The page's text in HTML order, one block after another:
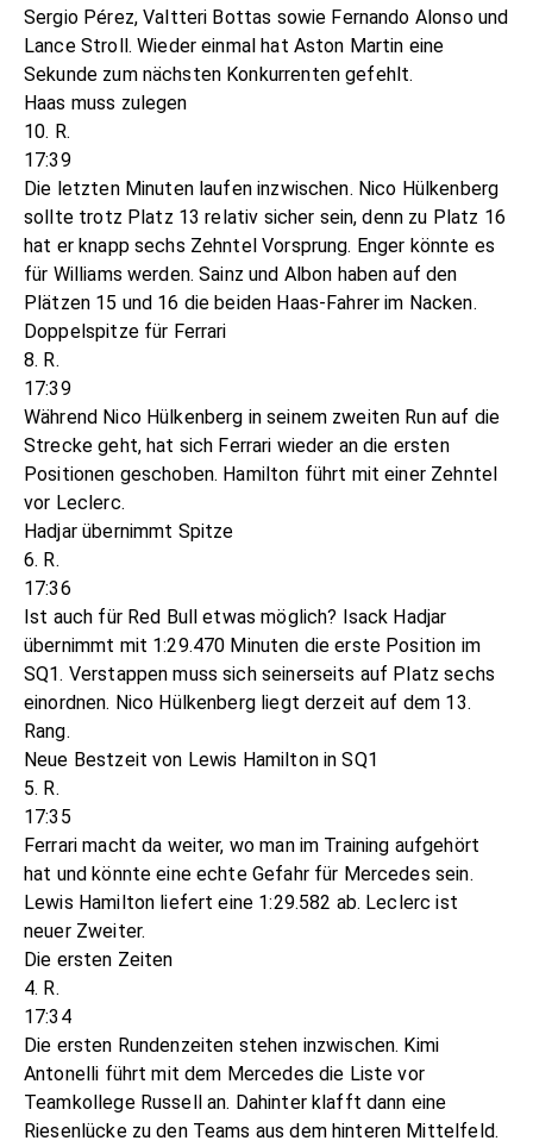
Sergio Pérez, Valtteri Bottas sowie Fernando Alonso und
Lance Stroll. Wieder einmal hat Aston Martin eine
Sekunde zum nächsten Konkurrenten gefehlt.
Haas muss zulegen
10. R.
17:39
Die letzten Minuten laufen inzwischen. Nico Hülkenberg
sollte trotz Platz 13 relativ sicher sein, denn zu Platz 16
hat er knapp sechs Zehntel Vorsprung. Enger könnte es
für Williams werden. Sainz und Albon haben auf den
Plätzen 15 und 16 die beiden Haas-Fahrer im Nacken.
Doppelspitze für Ferrari
8. R.
17:39
Während Nico Hülkenberg in seinem zweiten Run auf die
Strecke geht, hat sich Ferrari wieder an die ersten
Positionen geschoben. Hamilton führt mit einer Zehntel
vor Leclerc.
Hadjar übernimmt Spitze
6. R.
17:36
Ist auch für Red Bull etwas möglich? Isack Hadjar
übernimmt mit 1:29.470 Minuten die erste Position im
SQ1. Verstappen muss sich seinerseits auf Platz sechs
einordnen. Nico Hülkenberg liegt derzeit auf dem 13.
Rang.
Neue Bestzeit von Lewis Hamilton in SQ1
5. R.
17:35
Ferrari macht da weiter, wo man im Training aufgehört
hat und könnte eine echte Gefahr für Mercedes sein.
Lewis Hamilton liefert eine 1:29.582 ab. Leclerc ist
neuer Zweiter.
Die ersten Zeiten
4. R.
17:34
Die ersten Rundenzeiten stehen inzwischen. Kimi
Antonelli führt mit dem Mercedes die Liste vor
Teamkollege Russell an. Dahinter klafft dann eine
Riesenlücke zu den Teams aus dem hinteren Mittelfeld.